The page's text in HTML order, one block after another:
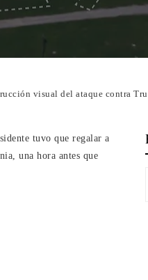
visual del ataque contra
tuvo que regalar a
una hora antes que